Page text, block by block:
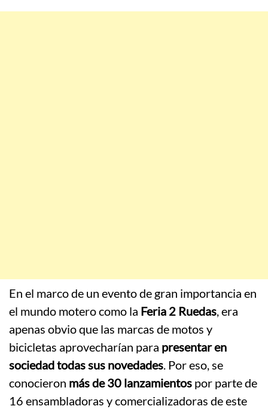
En el marco de un evento de gran importancia en
el mundo motero como la Feria 2 Ruedas, era
apenas obvio que las marcas de motos y
bicicletas aprovecharían para presentar en
sociedad todas sus novedades. Por eso, se
conocieron más de 30 lanzamientos por parte de
16 ensambladoras y comercializadoras de este